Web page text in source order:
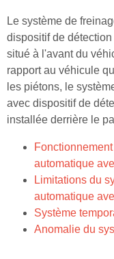
Le système de
dispositif de
situé à l'avant du
rapport au véhicule
les piétons, le
avec dispositif de
installée derrière le
automatique
Limitations du
automatique
Système
Anomalie du